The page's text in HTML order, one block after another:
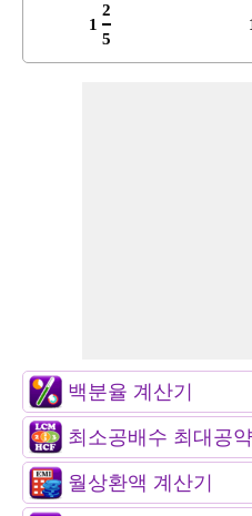
1
2
5
백분율 계산기
최소공배수 최대공
월상환액 계산기